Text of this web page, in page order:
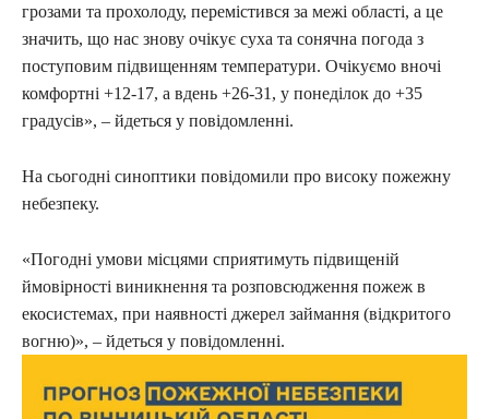
грозами та прохолоду, перемістився за межі області, а це
значить, що нас знову очікує суха та сонячна погода з
поступовим підвищенням температури. Очікуємо вночі
комфортні +12-17, а вдень +26-31, у понеділок до +35
градусів», – йдеться у повідомленні.
На сьогодні синоптики повідомили про високу пожежну
небезпеку.
«Погодні умови місцями сприятимуть підвищеній
ймовірності виникнення та розповсюдження пожеж в
екосистемах, при наявності джерел займання (відкритого
вогню)», – йдеться у повідомленні.